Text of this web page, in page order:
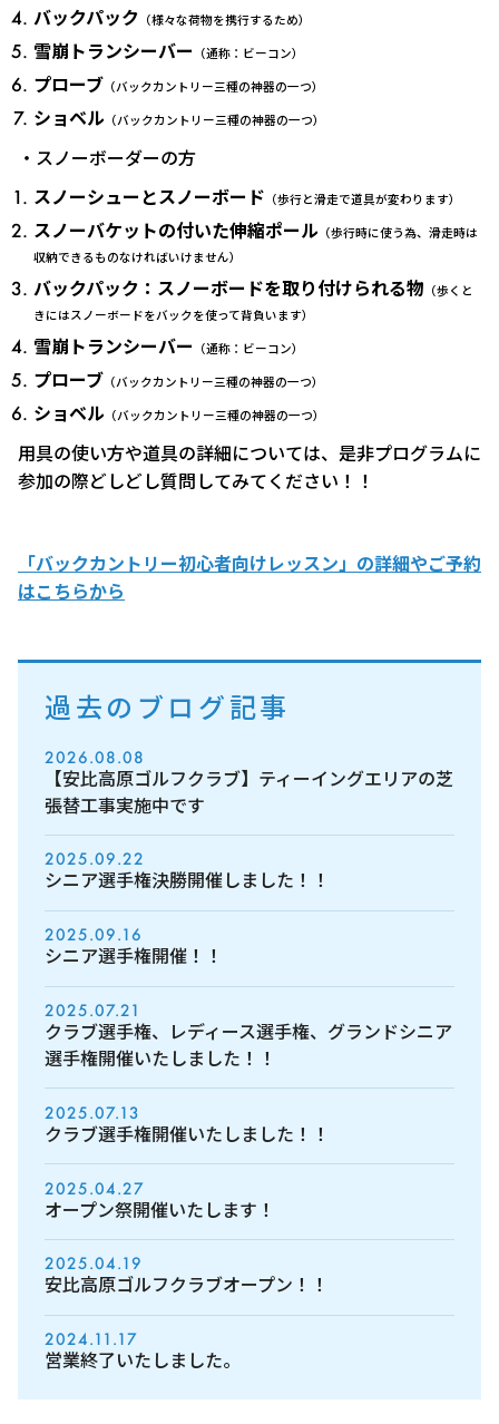
バックパック （様々な荷物を携行するため）
雪崩トランシーバー （通称：ビーコン）
プローブ （バックカントリー三種の神器の一つ）
ショベル （バックカントリー三種の神器の一つ）
・スノーボーダーの方
スノーシューとスノーボード （歩行と滑走で道具が変わります）
スノーバケットの付いた伸縮ポール （歩行時に使う為、滑走時は
収納できるものなければいけません）
バックパック：スノーボードを取り付けられる物 （歩くと
きにはスノーボードをバックを使って背負います）
雪崩トランシーバー （通称：ビーコン）
プローブ （バックカントリー三種の神器の一つ）
ショベル （バックカントリー三種の神器の一つ）
用具の使い方や道具の詳細については、是非プログラムに
参加の際どしどし質問してみてください！！
「バックカントリー初心者向けレッスン」の詳細やご予約
はこちらから
過去のブログ記事
2026.08.08
【安比高原ゴルフクラブ】ティーイングエリアの芝
張替工事実施中です
2025.09.22
シニア選手権決勝開催しました！！
2025.09.16
シニア選手権開催！！
2025.07.21
クラブ選手権、レディース選手権、グランドシニア
選手権開催いたしました！！
2025.07.13
クラブ選手権開催いたしました！！
2025.04.27
オープン祭開催いたします！
2025.04.19
安比高原ゴルフクラブオープン！！
2024.11.17
営業終了いたしました。